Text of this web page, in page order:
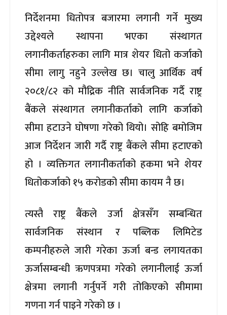
निर्देशनमा धितोपत्र बजारमा लगानी गर्ने मुख्य
उद्देश्यले स्थापना भएका संस्थागत
लगानीकर्ताहरुका लागि मात्र शेयर धितो कर्जाको
सीमा लागु नहुने उल्लेख छ। चालु आर्थिक वर्ष
२०८१/८२ को मौद्रिक नीति सार्वजनिक गर्दै राष्ट्र
बैंकले संस्थागत लगानीकर्ताको लागि कर्जाको
सीमा हटाउने घोषणा गरेको थियो। सोहि बमोजिम
आज निर्देशन जारी गर्दै राष्ट्र बैंकले सीमा हटाएको
हो । व्यक्तिगत लगानीकर्ताको हकमा भने शेयर
धितोकर्जाको १५ करोडको सीमा कायम नै छ।
त्यस्तै राष्ट्र बैंकले उर्जा क्षेत्रसँग सम्बन्धित
सार्वजनिक संस्थान र पब्लिक लिमिटेड
कम्पनीहरुले जारी गरेका ऊर्जा बन्ड लगायतका
ऊर्जासम्बन्धी ऋणपत्रमा गरेको लगानीलाई ऊर्जा
क्षेत्रमा लगानी गर्नुपर्ने गरी तोकिएको सीमामा
गणना गर्न पाइने गरेको छ ।